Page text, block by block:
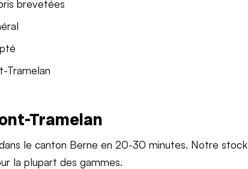
brevetées
Tramelan
Tramelan
le canton Berne en 20-30 minutes. Notre stock
la plupart des gammes.